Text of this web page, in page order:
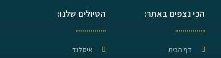
הכי נצפים באתר:
דף הבית
הטיולים שלנו:
איסלנד